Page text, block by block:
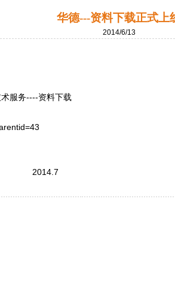
华德---资料下载正式上
2014/6/13
服务----资料下载